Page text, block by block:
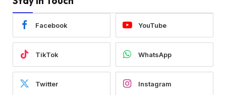
Facebook YouTube
TikTok WhatsApp
Twitter Instagram